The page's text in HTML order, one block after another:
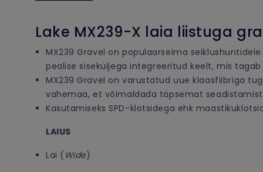
Lake MX239-X laia liistuga
MX239 Gravel on populaarseima
pealise siseküljega integreeritud keelt, mis
MX239 Gravel on varustatud uue klaasfiibriga
vahemaa, et võimaldada täpsemat
Kasutamiseks SPD-klotsidega ehk
LAIUS
Lai ( Wide)